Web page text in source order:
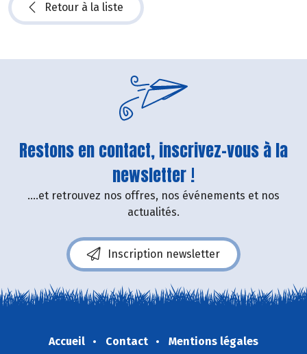
Retour à la liste
Restons en contact, inscrivez-vous à la
newsletter !
....et retrouvez nos offres, nos événements et nos
actualités.
Inscription newsletter
Accueil Contact
Mentions légales